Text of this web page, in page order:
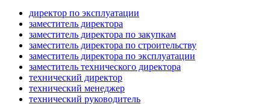
директор по эксплуатации
заместитель директора
заместитель директора по закупкам
заместитель директора по строительству
заместитель директора по эксплуатации
заместитель технического директора
технический директор
технический менеджер
технический руководитель